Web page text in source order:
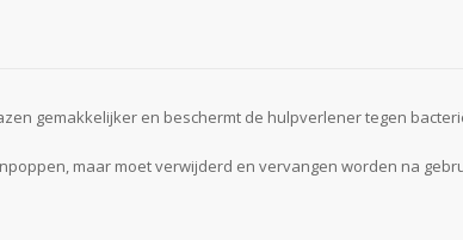
gemakkelijker en beschermt de hulpverlener tegen
maar moet verwijderd en vervangen worden na